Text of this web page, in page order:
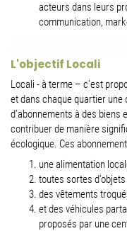
acteurs dans leurs
communication,
L'objectif Locali
Locali - à terme – c’est
et dans chaque quartier
d’abonnements à des
contribuer de manière
écologique. Ces
une alimentation
toutes sortes
des vêtements
et des véhicules
proposés par une